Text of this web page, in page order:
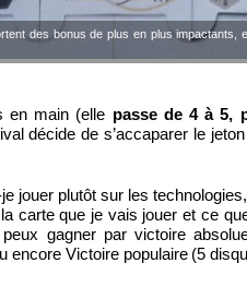
des bonus de plus en plus impactants,
en main (elle passe de 4 à 5,
décide de s’accaparer le
jouer plutôt sur les
carte que je vais jouer et ce
gagner par victoire
Victoire populaire (5